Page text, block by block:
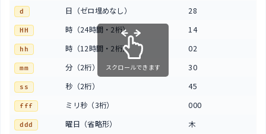
d 日（ゼロ埋めなし） 28
HH 時（24時間・2桁） 14
hh 時（12時間・2桁） 02
mm 分（2桁） 30
ss 秒（2桁） 45
fff ミリ秒（3桁） 000
ddd 曜日（省略形） 木
スクロールできます